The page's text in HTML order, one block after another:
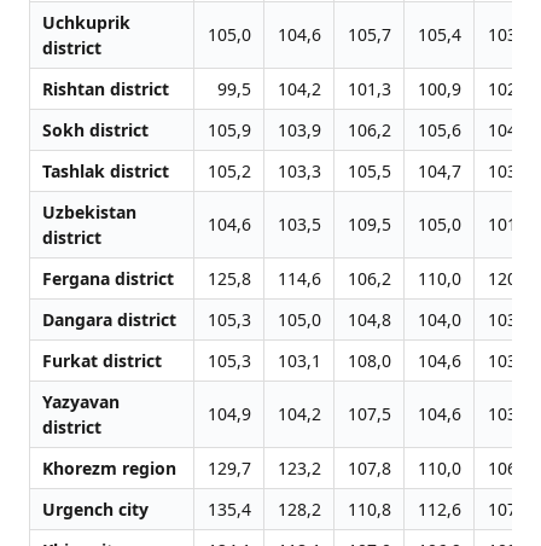
Uchkuprik
district
105,0 104,6 105,7 105,4 103,9
Rishtan district 99,5 104,2 101,3 100,9
102,4
Sokh district
105,9 103,9 106,2 105,6
104,4
Tashlak district
105,2 103,3 105,5 104,7
103,3
Uzbekistan
district
104,6 103,5 109,5 105,0 101,4
Fergana district 125,8 114,6 106,2 110,0
120,9
Dangara district
105,3 105,0 104,8 104,0
103,3
Furkat district
105,3 103,1 108,0 104,6
103,3
Yazyavan
district
104,9 104,2 107,5 104,6 103,4
Khorezm region 129,7 123,2 107,8 110,0
106,8
Urgench city
135,4 128,2 110,8 112,6
107,5